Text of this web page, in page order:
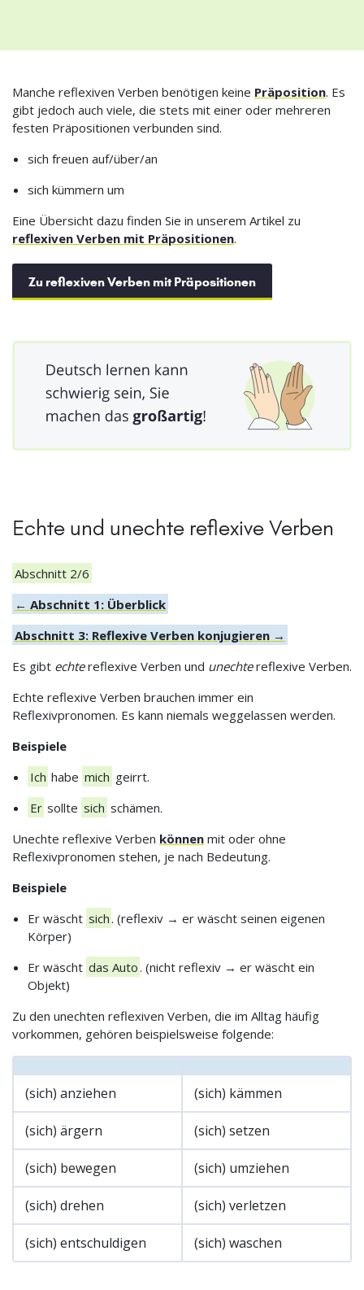
Manche reflexiven Verben benötigen keine Präposition. Es
gibt jedoch auch viele, die stets mit einer oder mehreren
festen Präpositionen verbunden sind.
sich freuen auf/über/an
sich kümmern um
Eine Übersicht dazu finden Sie in unserem Artikel zu
reflexiven Verben mit Präpositionen.
Zu reflexiven Verben mit Präpositionen
Echte und unechte reflexive Verben
Abschnitt 2/6
← Abschnitt 1: Überblick
Abschnitt 3: Reflexive Verben konjugieren →
Es gibt echtereflexive Verben und unechtereflexive Verben.
Echte reflexive Verben brauchen immer ein
Reflexivpronomen. Es kann niemals weggelassen werden.
Beispiele
Ich habe mich geirrt.
Er sollte sich schämen.
Unechte reflexive Verben können mit oder ohne
Reflexivpronomen stehen, je nach Bedeutung.
Beispiele
Er wäscht sich . (reflexiv → er wäscht seinen eigenen
Körper)
Er wäscht das Auto . (nicht reflexiv → er wäscht ein
Objekt)
Zu den unechten reflexiven Verben, die im Alltag häufig
vorkommen, gehören beispielsweise folgende:
(sich) anziehen (sich) kämmen
(sich) ärgern (sich) setzen
(sich) bewegen (sich) umziehen
(sich) drehen (sich) verletzen
(sich) entschuldigen (sich) waschen